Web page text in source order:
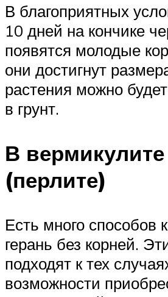
В благоприятных
10 дней на кончике
появятся молодые
они достигнут
растения можно
в грунт.
В вермикулите
(перлите)
Есть много способов
герань без корней.
подходят к тех
возможности